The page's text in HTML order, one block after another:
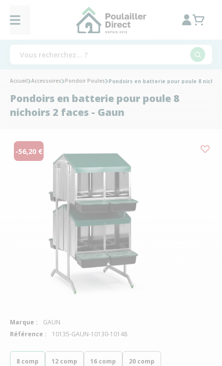
8 comp 12 comp 16 comp 20 comp
Accueil Accessoires Pondoir Poules Pondoirs en batterie pour poule 8
Pondoirs en batterie pour poule 8
nichoirs 2 faces - Gaun
-56,20 €
Marque :
GAUN
Référence :
10135-GAUN-10130-10148